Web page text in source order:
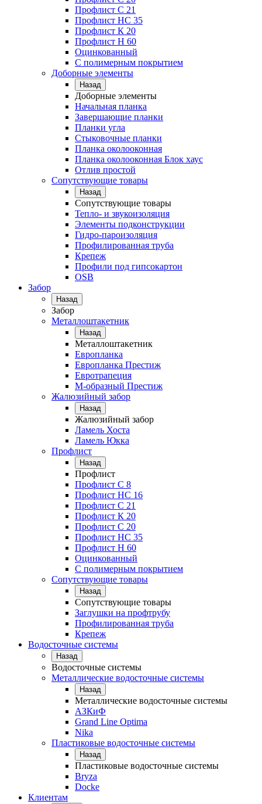
Профлист C 21
Профлист НС 35
Профлист К 20
Профлист Н 60
Оцинкованный
С полимерным покрытием
Доборные элементы
Назад
Доборные элементы
Начальная планка
Завершающие планки
Планки угла
Стыковочные планки
Планка околооконная
Планка околооконная Блок хаус
Отлив простой
Сопутствующие товары
Назад
Сопутствующие товары
Тепло- и звукоизоляция
Элементы подконструкции
Гидро-пароизоляция
Профилированная труба
Крепеж
Профили под гипсокартон
OSB
Забор
Назад
Забор
Металлоштакетник
Назад
Металлоштакетник
Европланка
Европланка Престиж
Евротрапеция
М-образный Престиж
Жалюзийный забор
Назад
Жалюзийный забор
Ламель Хоста
Ламель Юкка
Профлист
Назад
Профлист
Профлист С 8
Профлист НС 16
Профлист C 21
Профлист К 20
Профлист С 20
Профлист НС 35
Профлист Н 60
Оцинкованный
С полимерным покрытием
Сопутствующие товары
Назад
Сопутствующие товары
Заглушки на профтрубу
Профилированная труба
Крепеж
Водосточные системы
Назад
Водосточные системы
Металлические водосточные системы
Назад
Металлические водосточные системы
АЗКиФ
Grand Line Optima
Nika
Пластиковые водосточные системы
Назад
Пластиковые водосточные системы
Bryza
Docke
Клиентам